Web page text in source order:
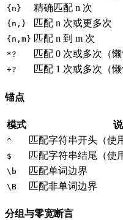
{n} 精确匹配 n 次
{n,} 匹配 n 次或更多次
{n,m} 匹配 n 到 m 次
*? 匹配 0 次或多次（懒
+? 匹配 1 次或多次（懒
锚点
模式
^ 匹配字符串开头（使
$ 匹配字符串结尾（使
\b 匹配单词边界
\B 匹配非单词边界
分组与零宽断言